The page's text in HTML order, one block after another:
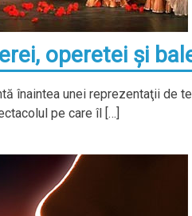
operetei şi
înaintea unei reprezentaţii de
pe care îl […]